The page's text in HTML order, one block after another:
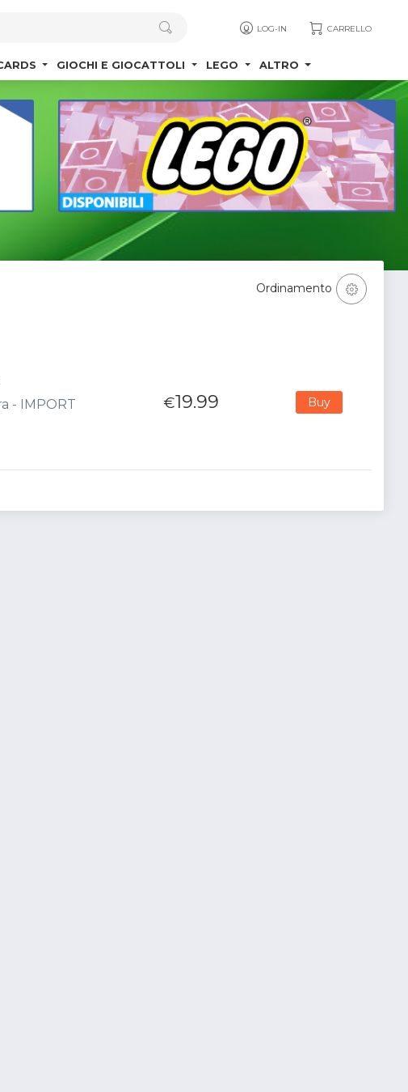
LOG-IN CARRELLO
GIOCHI E GIOCATTOLI LEGO ALTRO
Ordinamento
- IMPORT
€19.99 Buy